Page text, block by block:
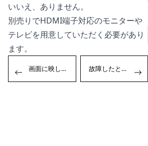
いいえ、ありません。
別売りでHDMI端子対応のモニターや
テレビを用意していただく必要があり
ます。
稿
ナ
Previous:
画面に映し出された映像を操作したい Next:
故障したときの保証はありますか